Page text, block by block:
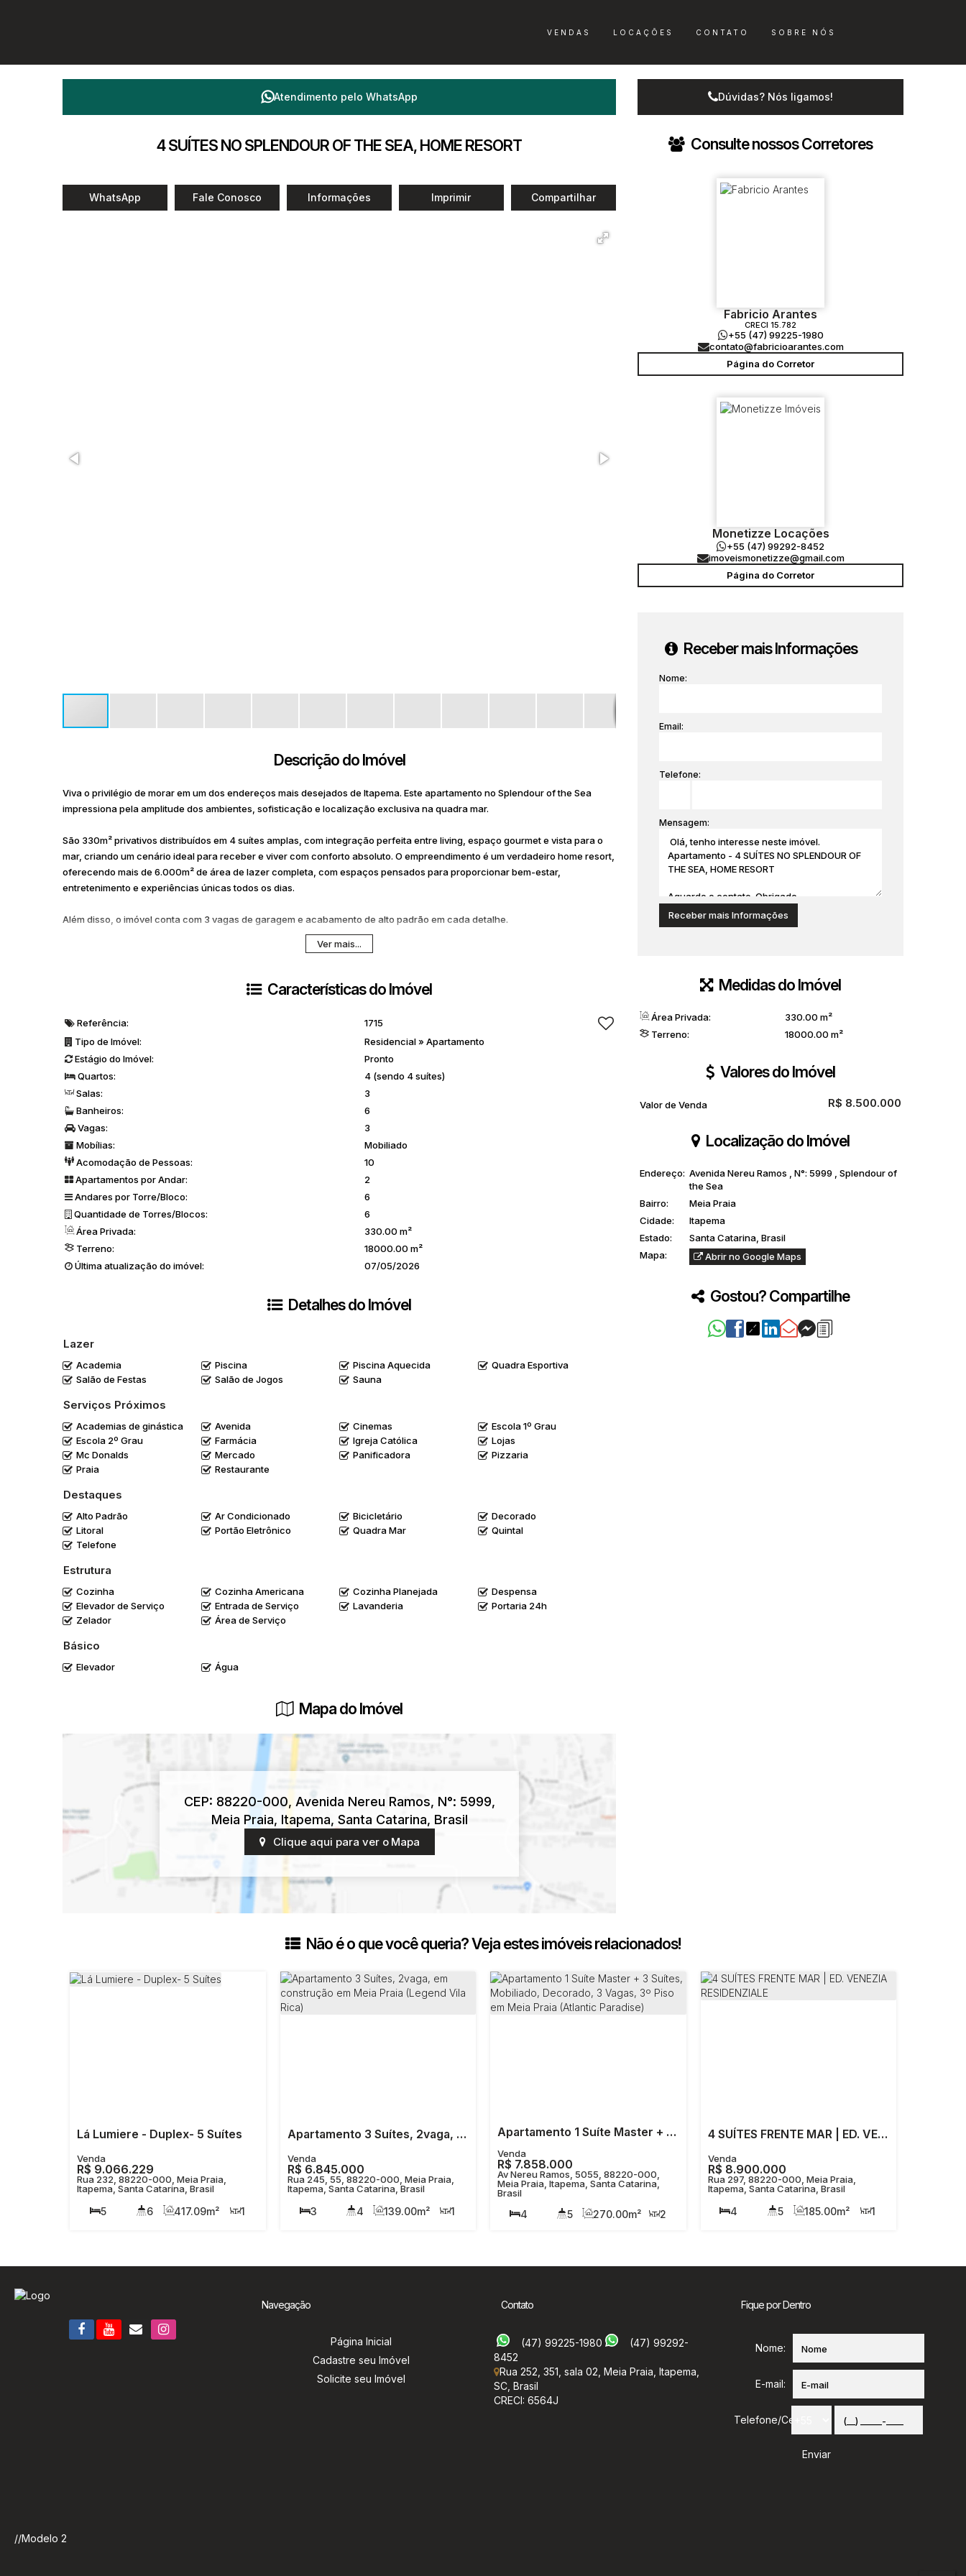
CONTATO SOBRE NÓS
LOCAÇÕES
VENDAS
Atendimento pelo WhatsApp
4 SUÍTES NO SPLENDOUR OF THE SEA, HOME RESORT
WhatsApp Fale Conosco Informações Imprimir Compartilhar
Descrição do Imóvel
Viva o privilégio de morar em um dos endereços mais desejados de Itapema. Este apartamento no Splendour of the Sea
impressiona pela amplitude dos ambientes, sofisticação e localização exclusiva na quadra mar.
São 330m² privativos distribuídos em 4 suítes amplas, com integração perfeita entre living, espaço gourmet e vista para o
mar, criando um cenário ideal para receber e viver com conforto absoluto. O empreendimento é um verdadeiro home resort,
oferecendo mais de 6.000m² de área de lazer completa, com espaços pensados para proporcionar bem-estar,
entretenimento e experiências únicas todos os dias.
Além disso, o imóvel conta com 3 vagas de garagem e acabamento de alto padrão em cada detalhe.
Um apartamento para quem busca exclusividade, espaço e o melhor do litoral catarinense em um só lugar.
Ver mais...
Características do Imóvel
Referência:
1715
Tipo de Imóvel:
Residencial» Apartamento
Estágio do Imóvel:
Pronto
Quartos:
4 (sendo 4 suítes)
Salas:
3
Banheiros:
6
Vagas:
3
Mobílias:
Mobiliado
Acomodação de Pessoas:
10
Apartamentos por Andar:
2
Andares por Torre/Bloco:
6
Quantidade de Torres/Blocos:
6
Área Privada:
330.00 m²
Terreno:
18000.00 m²
Última atualização do imóvel:
07/05/2026
Detalhes do Imóvel
Lazer
Academia Piscina Piscina Aquecida
Quadra Esportiva
Salão de Festas
Salão de Jogos Sauna
Serviços Próximos
Academias de ginástica Avenida Cinemas
Escola 1º Grau
Escola 2º Grau
Farmácia Igreja Católica
Lojas
Mc Donalds
Mercado Panificadora
Pizzaria
Praia
Restaurante
Destaques
Alto Padrão Ar Condicionado Bicicletário
Decorado
Litoral
Portão Eletrônico Quadra Mar
Quintal
Telefone
Estrutura
Cozinha Cozinha Americana Cozinha Planejada
Despensa
Elevador de Serviço
Entrada de Serviço Lavanderia
Portaria 24h
Zelador
Área de Serviço
Básico
Elevador Água
Mapa do Imóvel
CEP: 88220-000, Avenida Nereu Ramos, N°: 5999,
Meia Praia, Itapema, Santa Catarina, Brasil
Clique aqui para ver o Mapa
Dúvidas? Nós ligamos!
Consulte nossos Corretores
Fabricio Arantes
CRECI 15.782
+55 (47) 99225-1980
contato@fabricioarantes.com
Página do Corretor
Monetizze Locações
+55 (47) 99292-8452
imoveismonetizze@gmail.com
Página do Corretor
Receber mais Informações
Nome:
Email:
Telefone:
Mensagem:
Medidas do Imóvel
Área Privada: 330.00 m²
Terreno:
18000.00 m²
Valores do Imóvel
R$ 8.500.000
Valor de Venda
Localização do Imóvel
Endereço: Avenida Nereu Ramos N°: 5999
Splendour of
the Sea
Bairro:
Meia Praia
Cidade:
Itapema
Estado:
Santa Catarina, Brasil
Mapa:
Abrir no Google Maps
Gostou? Compartilhe
Não é o que você queria? Veja estes imóveis relacionados!
Lá Lumiere - Duplex- 5 Suítes
R$ 9.066.229
Rua 232, 88220-000, Meia Praia,
Itapema, Santa Catarina, Brasil
5 6 417.09m²
1
Apartamento 3 Suítes, 2vaga, em construção em Meia Praia (Legend Vila Rica)
R$ 6.845.000
Rua 245, 55, 88220-000, Meia Praia,
Itapema, Santa Catarina, Brasil
3 4 139.00m²
1
Apartamento 1 Suíte Master + 3 Suítes, Mobiliado, Decorado, 3 Vagas, 3º Piso em Meia Praia (Atlantic Paradise)
R$ 7.858.000
Av Nereu Ramos, 5055, 88220-000,
Meia Praia, Itapema, Santa Catarina,
Brasil
4 5 270.00m²
2
4 SUÍTES FRENTE MAR | ED. VENEZIA RESIDENZIALE
R$ 8.900.000
Rua 297, 88220-000, Meia Praia,
Itapema, Santa Catarina, Brasil
4 5 185.00m²
1
Navegação
Página Inicial
Cadastre seu Imóvel
Solicite seu Imóvel
Contato
(47) 99225-1980
(47) 99292-
8452
Rua 252 351 sala 02 Meia Praia Itapema
SC Brasil
CRECI: 6564J
Fique por Dentro
Nome:
E-mail:
Telefone/Celular:
//Modelo 2